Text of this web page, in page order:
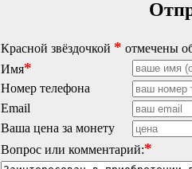
Красной звёздочкой * отмечены
Имя*
Номер телефона
Email
Ваша цена за монету
Вопрос или комментарий:*